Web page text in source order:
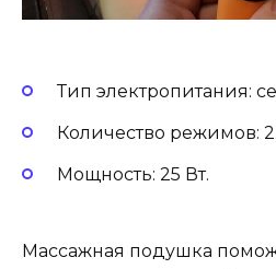
Тип электропитания:
Количество режимов: 2.
Мощность: 25 Вт.
Массажная подушка